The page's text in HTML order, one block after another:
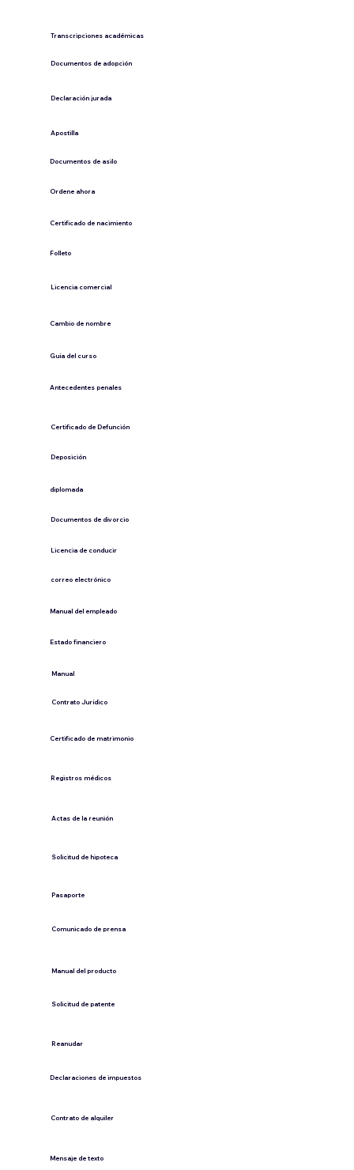
Transcripciones académicas
Documentos de adopción
Declaración jurada
​Apostilla
Documentos de asilo
Ordene ahora
Certificado de nacimiento
Folleto
​Licencia comercial
Cambio de nombre
Guía del curso
Antecedentes penales
​Certificado de Defunción
​Deposición
diplomada
Documentos de divorcio
Licencia de conducir
​correo electrónico
Manual del empleado
Estado financiero
​Manual
​Contrato Jurídico
Certificado de matrimonio
Registros médicos
Actas de la reunión
Solicitud de hipoteca
Pasaporte
Comunicado de prensa
​Manual del producto
​Solicitud de patente
Contrato de alquiler
​Reanudar
Declaraciones de impuestos
​Mensaje de texto